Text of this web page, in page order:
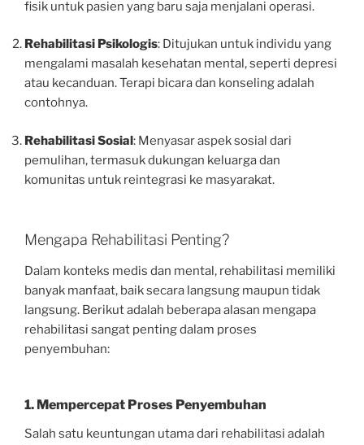
fisik untuk pasien yang baru saja menjalani operasi.
Rehabilitasi Psikologis: Ditujukan untuk individu yang
mengalami masalah kesehatan mental, seperti depresi
atau kecanduan. Terapi bicara dan konseling adalah
contohnya.
Rehabilitasi Sosial: Menyasar aspek sosial dari
pemulihan, termasuk dukungan keluarga dan
komunitas untuk reintegrasi ke masyarakat.
Mengapa Rehabilitasi Penting?
Dalam konteks medis dan mental, rehabilitasi memiliki
banyak manfaat, baik secara langsung maupun tidak
langsung. Berikut adalah beberapa alasan mengapa
rehabilitasi sangat penting dalam proses
penyembuhan:
1. Mempercepat Proses Penyembuhan
Salah satu keuntungan utama dari rehabilitasi adalah